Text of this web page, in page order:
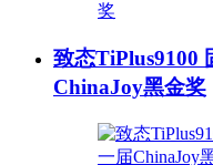
致态TiPlus9100
ChinaJoy黑金奖